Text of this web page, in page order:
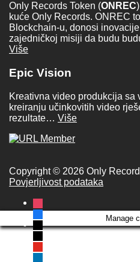
Only Records Token (ONREC
kuće Only Records. ONREC
Blockchain-u, donosi
zajedničkoj misiji da budu
Više
Epic Vision
Kreativna video produkcija sa
kreiranju učinkovitih video
rezultate… Više
Copyright © 2026 Only
Povjerljivost podataka
instagram
facebook
x
tiktok
youtube
linkedin
Manage